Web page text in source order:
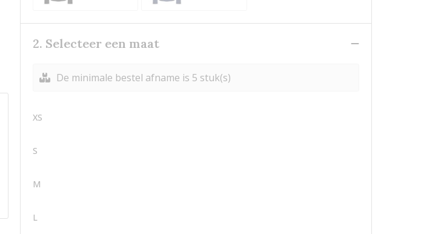
2. Selecteer een maat
De minimale bestel afname is 5 stuk(s)
XS
S
M
L